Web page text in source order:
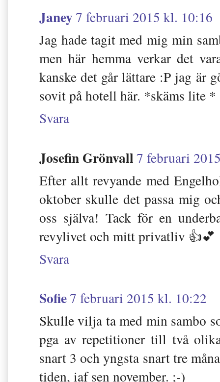
Janey7 februari 2015 kl. 10:16
Jag hade tagit med mig min
men här hemma verkar det
kanske det går lättare :P jag är
sovit på hotell här. *skäms lite *
Svara
Josefin Grönvall7 februari
Efter allt revyande med
oktober skulle det passa mig
oss själva! Tack för en
revylivet och mitt privatliv 👍💕
Svara
Sofie7 februari 2015 kl. 10:22
Skulle vilja ta med min sambo
pga av repetitioner till två
snart 3 och yngsta snart tre
tiden, iaf sen november. ;-)